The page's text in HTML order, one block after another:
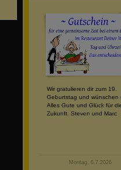
Wir gratulieren dir zum 19.
Geburtstag und wünschen
Alles Gute und Glück für
Zukunft. Steven und Marc
Montag, 6.7.2026